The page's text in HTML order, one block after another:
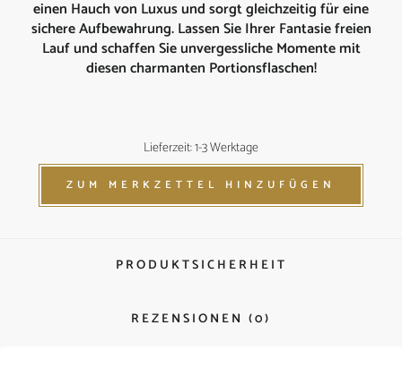
einen Hauch von Luxus und sorgt gleichzeitig für eine
sichere Aufbewahrung. Lassen Sie Ihrer Fantasie freien
Lauf und schaffen Sie unvergessliche Momente mit
diesen charmanten Portionsflaschen!
Lieferzeit: 1-3 Werktage
ZUM MERKZETTEL HINZUFÜGEN
PRODUKTSICHERHEIT
REZENSIONEN (0)